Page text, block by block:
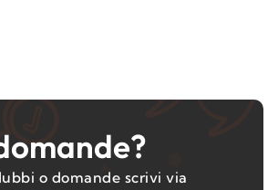
o domande scrivi via